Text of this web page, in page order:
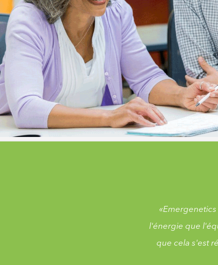
l'énergie que
que cela s'est